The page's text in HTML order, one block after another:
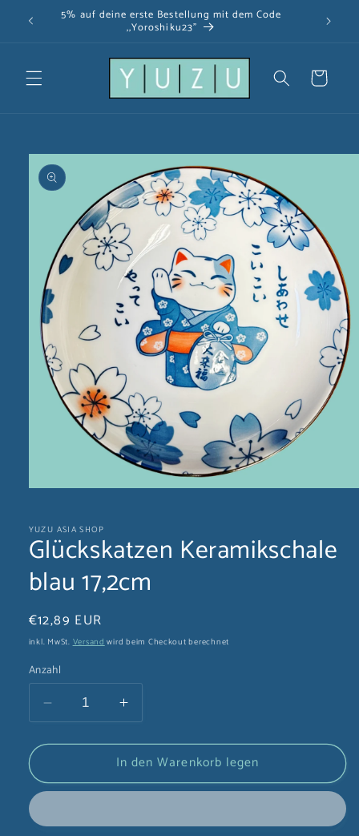
zum 5% auf deine erste Bestellung mit dem Code
,,Yoroshiku23"
Warenkorb
Modal
öffnen
YUZU ASIA SHOP
Glückskatzen Keramikschale
blau 17,2cm
Normaler
Preis
€12,89 EUR
inkl. MwSt.Versandwird beim Checkout berechnet
Anzahl
Verringere
die
Menge
Glückskatzen
Erhöhe
die
Menge
für
Glückskatzen
In den Warenkorb legen